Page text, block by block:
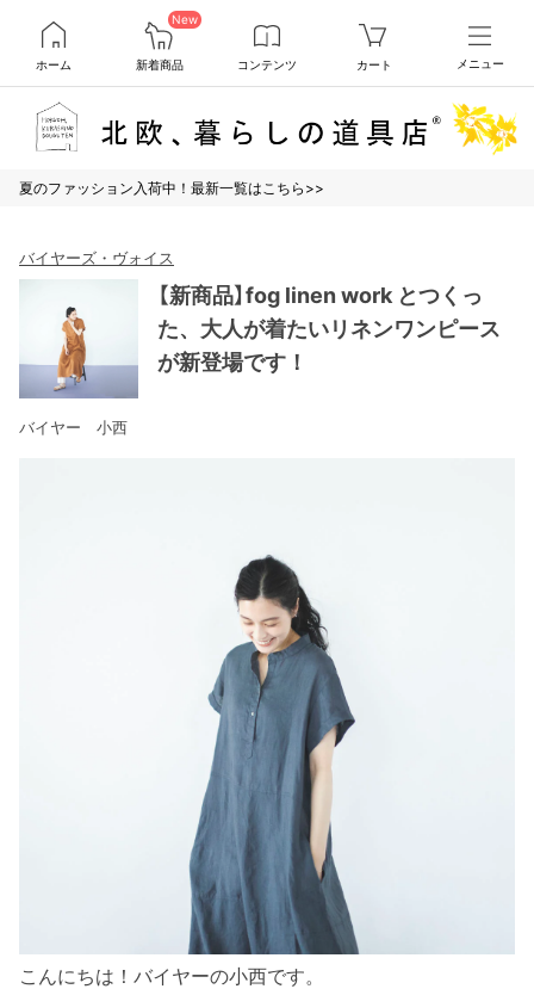
ホーム
New
新着商品 コンテンツ カート メニュー
夏のファッション入荷中！最新一覧はこちら>>
バイヤーズ・ヴォイス
【新商品】fog linen work とつくっ
た、大人が着たいリネンワンピース
が新登場です！
バイヤー 小西
こんにちは！バイヤーの小西です。